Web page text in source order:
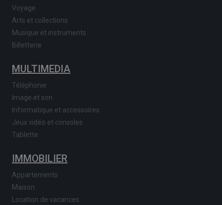
Voyage
Arts et collections
Musique et instruments
Billetterie
MULTIMEDIA
Téléphonie
Image et son
Informatique et accessoires
Jeux vidéo et consoles
Tablette
IMMOBILIER
Appartements
Maison
Location de vacances